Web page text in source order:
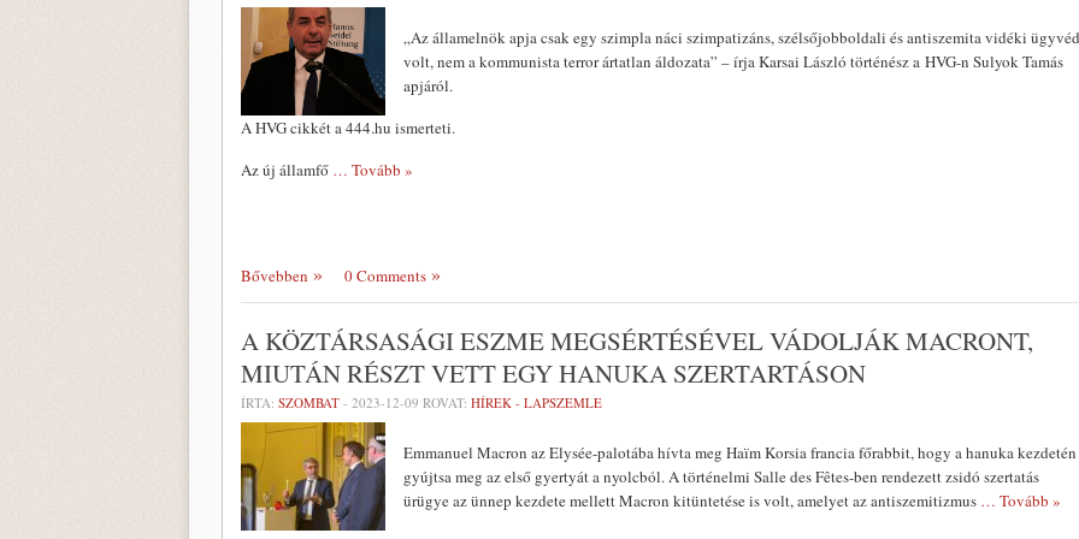
„Az államelnök apja csak egy szimpla náci szimpatizáns, szélsőjobboldali és antiszemita vidéki ügyvéd
volt, nem a kommunista terror ártatlan áldozata” – írja Karsai László történész a HVG-n Sulyok Tamás
apjáról.
A HVG cikkét a 444.hu ismerteti.
Az új államfő … Tovább »
Bővebben 0 Comments
A KÖZTÁRSASÁGI ESZME MEGSÉRTÉSÉVEL VÁDOLJÁK MACRONT,
MIUTÁN RÉSZT VETT EGY HANUKA SZERTARTÁSON
ÍRTA: SZOMBAT - 2023-12-09 ROVAT: HÍREK - LAPSZEMLE
Emmanuel Macron az Elysée-palotába hívta meg Haïm Korsia francia főrabbit, hogy a hanuka kezdetén
gyújtsa meg az első gyertyát a nyolcból. A történelmi Salle des Fêtes-ben rendezett zsidó szertatás
ürügye az ünnep kezdete mellett Macron kitüntetése is volt, amelyet az antiszemitizmus … Tovább »